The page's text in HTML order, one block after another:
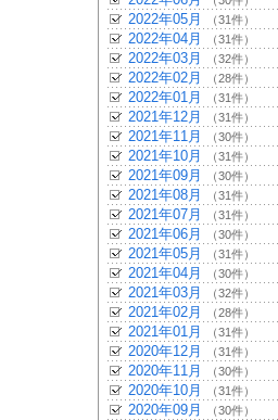
2022年05月 （31件）
2022年04月 （31件）
2022年03月 （32件）
2022年02月 （28件）
2022年01月 （31件）
2021年12月 （31件）
2021年11月 （30件）
2021年10月 （31件）
2021年09月 （30件）
2021年08月 （31件）
2021年07月 （31件）
2021年06月 （30件）
2021年05月 （31件）
2021年04月 （30件）
2021年03月 （32件）
2021年02月 （28件）
2021年01月 （31件）
2020年12月 （31件）
2020年11月 （30件）
2020年10月 （31件）
2020年09月 （30件）